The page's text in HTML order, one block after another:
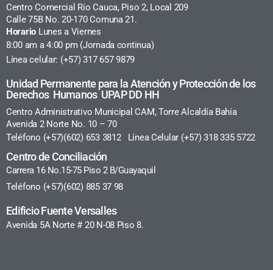
Centro Comercial Río Cauca, Piso 2, Local 209
Calle 75B No. 20-170 Comuna 21.
Horario Lunes a Viernes
8:00 am a 4:00 pm (Jornada continua)
Línea celular: (+57) 317 657 9879
Unidad Permanente para la Atención y Protección de los
Derechos Humanos UPAP DD HH
Centro Administrativo Municipal CAM, Torre Alcaldía Bahía
Avenida 2 Norte No. 10 – 70
Teléfono (+57)(602) 653 3812 Línea Celular (+57) 318 335 5722
Centro de Conciliación
Carrera 16 No.15-75 Piso 2 B/Guayaquil
Teléfono (+57)(602) 885 37 98
Edificio Fuente Versalles
Avenida 5A Norte # 20 N-08 Piso 8.